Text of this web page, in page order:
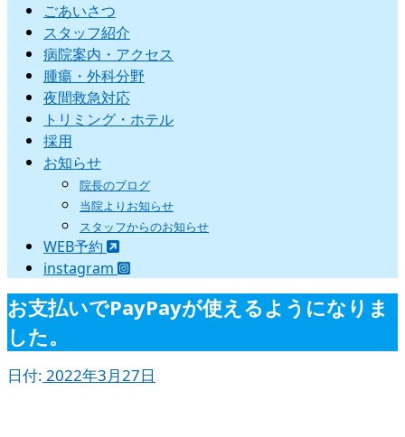
ごあいさつ
スタッフ紹介
病院案内・アクセス
腫瘍・外科分野
夜間救急対応
トリミング・ホテル
採用
お知らせ
院長のブログ
当院よりお知らせ
スタッフからのお知らせ
WEB予約
instagram
お支払いでPayPayが使えるようになりま
した。
日付: 2022年3月27日